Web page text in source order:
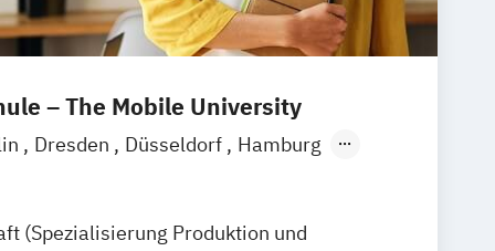
– The Mobile University
Dresden Düsseldorf
Hamburg
Hamm Zürich Fürth
(Spezialisierung Produktion und